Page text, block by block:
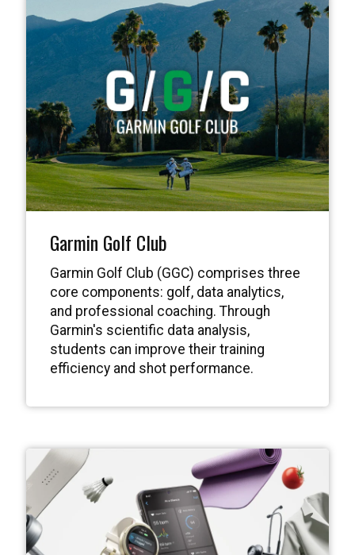
Garmin Golf Club
Garmin Golf Club (GGC) comprises three
core components: golf, data analytics,
and professional coaching. Through
Garmin's scientific data analysis,
students can improve their training
efficiency and shot performance.